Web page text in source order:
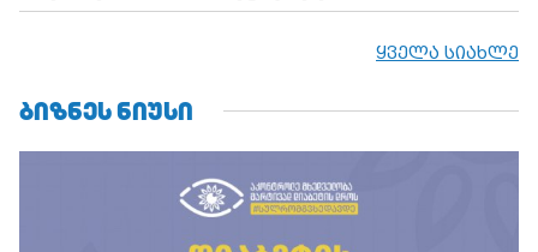
ყველა სიახლე
ᲑᲘᲖᲜᲔᲡ ᲜᲘᲣᲡᲘ